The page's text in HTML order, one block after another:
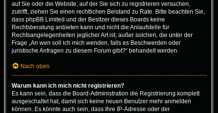
auf Sie oder die Website, auf der Sie sich zu registrieren versuchen,
zutrifft, ziehen Sie einen rechtlichen Beistand zu Rate. Bitte beachten Sie,
dass phpBB Limited und der Besitzer dieses Boards keine
Rechtsberatung anbieten kann und nicht die Anlaufstelle für
Rechtsangelegenheiten jeglicher Art ist; außer solchen, die unter der
Frage „An wen soll ich mich wenden, falls es Beschwerden oder
juristische Anfragen zu diesem Forum gibt?“ behandelt werden.
Nach oben
Warum kann ich mich nicht registrieren?
Es kann sein, dass die Board-Administration die Registrierung komplett
ausgeschaltet hat, damit sich keine neuen Benutzer mehr anmelden
können. Es könnte auch sein, dass Ihre IP-Adresse oder der